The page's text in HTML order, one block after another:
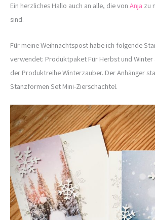
Ein herzliches Hallo auch an alle, die von Anja zu
sind.
Für meine Weihnachtspost habe ich folgende
verwendet: Produktpaket Für Herbst und
der Produktreihe Winterzauber. Der Anhänger
Stanzformen Set Mini-Zierschachtel.